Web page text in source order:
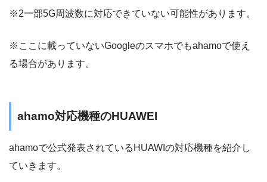
※2一部5G周波数に対応できていない可能性があります。
※ここに載っていないGoogleのスマホでもahamoで使え
る場合があります。
ahamo対応機種のHUAWEI
ahamoで公式発表されているHUAWIの対応機種を紹介し
ていきます。